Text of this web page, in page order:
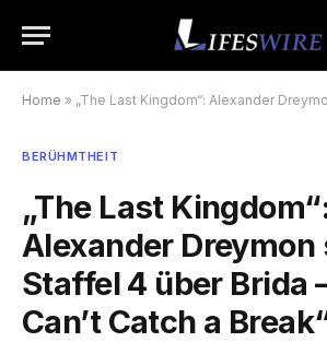
Home » „The Last Kingdom“: Alexander Dreymon spricht in Staffel 4 über
BERÜHMTHEIT
„The Last
Alexander
Staffel 4 über Brida
Can’t Catch a